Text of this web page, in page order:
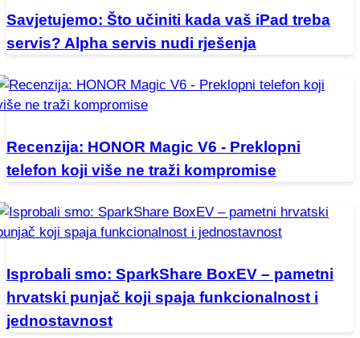
Savjetujemo: Što učiniti kada vaš iPad treba
servis? Alpha servis nudi rješenja
Recenzija: HONOR Magic V6 - Preklopni
telefon koji više ne traži kompromise
Isprobali smo: SparkShare BoxEV – pametni
hrvatski punjač koji spaja funkcionalnost i
jednostavnost